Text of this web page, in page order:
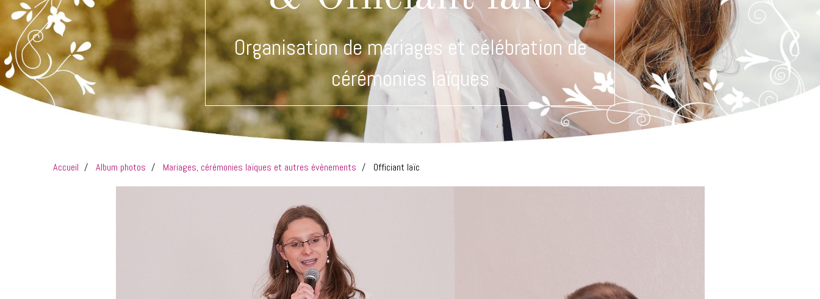
Organisation de mariages et célébration de
cérémonies laïques
Accueil Album photos Mariages, cérémonies laïques et autres évènements Officiant laïc